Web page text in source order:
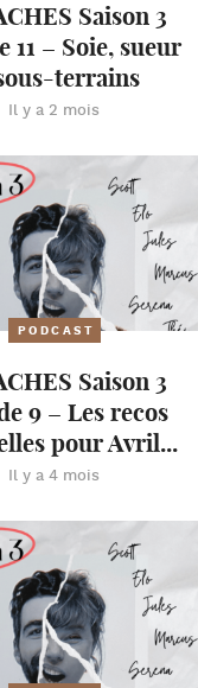
Saison 3
11 – Soie, sueur
terrains
Il y a 2 mois
PODCAST
Saison 3
9 – Les recos
pour Avril...
Il y a 4 mois